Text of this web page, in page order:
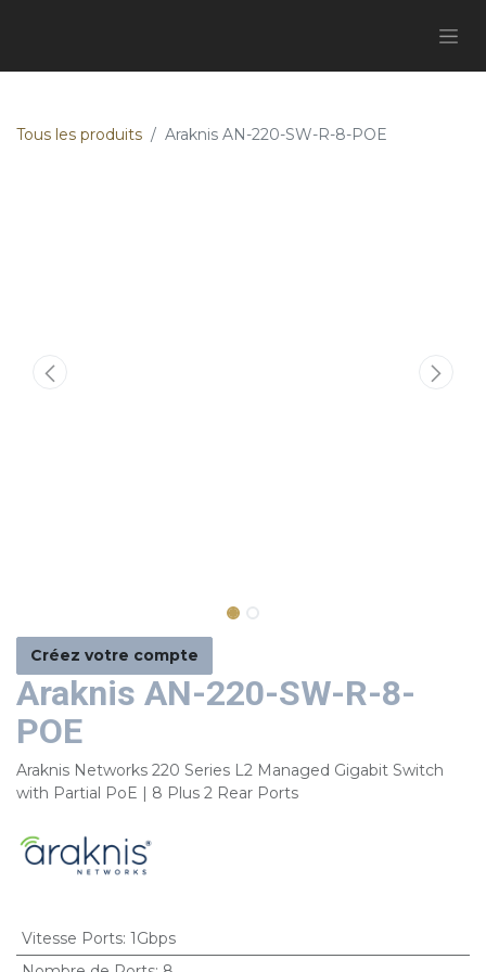
Tous les produits Araknis AN-220-SW-R-8-POE
Créez votre compte
Araknis AN-220-SW-R-8-
POE
Araknis Networks 220 Series L2 Managed Gigabit Switch
with Partial PoE | 8 Plus 2 Rear Ports
Vitesse Ports: 1Gbps